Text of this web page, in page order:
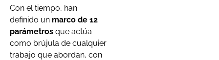
Con el tiempo, han
definido un marco de 12
parámetros que actúa
como brújula de cualquier
trabajo que abordan, con